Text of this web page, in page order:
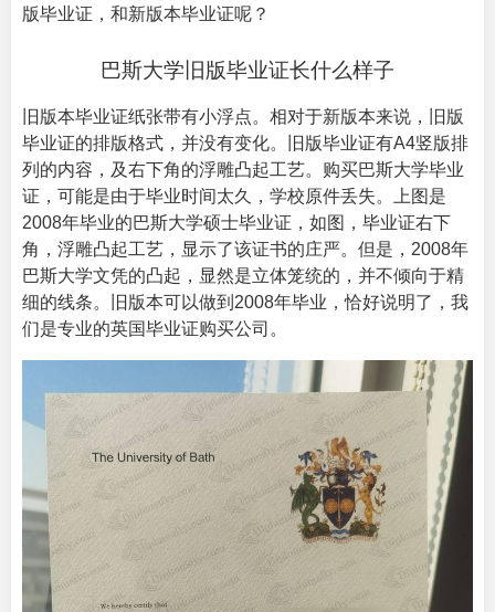
版毕业证，和新版本毕业证呢？
巴斯大学旧版毕业证长什么样子
旧版本毕业证纸张带有小浮点。相对于新版本来说，旧版
毕业证的排版格式，并没有变化。旧版毕业证有A4竖版排
列的内容，及右下角的浮雕凸起工艺。购买巴斯大学毕业
证，可能是由于毕业时间太久，学校原件丢失。上图是
2008年毕业的巴斯大学硕士毕业证，如图，毕业证右下
角，浮雕凸起工艺，显示了该证书的庄严。但是，2008年
巴斯大学文凭的凸起，显然是立体笼统的，并不倾向于精
细的线条。旧版本可以做到2008年毕业，恰好说明了，我
们是专业的英国毕业证购买公司。